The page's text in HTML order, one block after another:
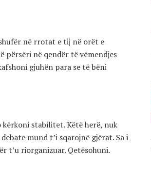
në rrotat e tij në orët e
përsëri në qendër të vëmendjes
gjuhën para se të bëni
stabilitet. Këtë herë, nuk
mund t’i sqarojnë gjërat. Sa i
t’u riorganizuar. Qetësohuni.